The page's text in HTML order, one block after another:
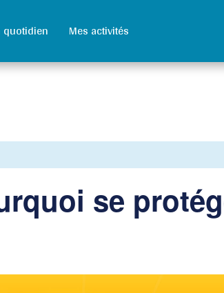
quotidien Mes activités
se